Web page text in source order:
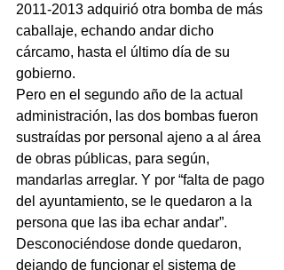
2011-2013 adquirió otra bomba de más
caballaje, echando andar dicho
cárcamo, hasta el último día de su
gobierno.
Pero en el segundo año de la actual
administración, las dos bombas fueron
sustraídas por personal ajeno a al área
de obras públicas, para según,
mandarlas arreglar. Y por “falta de pago
del ayuntamiento, se le quedaron a la
persona que las iba echar andar”.
Desconociéndose donde quedaron,
dejando de funcionar el sistema de